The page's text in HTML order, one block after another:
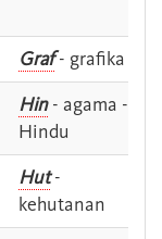
Graf- grafika
Hin- agama -
Hindu
Hut-
kehutanan